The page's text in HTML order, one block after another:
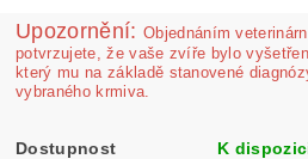
Upozornění: Ob­jednáním
potvrzujete, že vaše zvíře bylo
který mu na základě stanovené
vybraného krmiva.
Dostupnost K